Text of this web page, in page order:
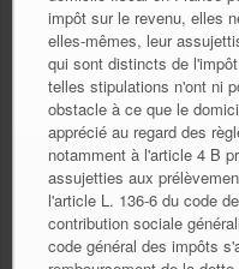
impôt sur le revenu, elles
elles-mêmes, leur
qui sont distincts de
telles stipulations n'ont ni
obstacle à ce que le
apprécié au regard des
notamment à l'article 4 B
assujetties aux
l'article L. 136-6 du code
contribution sociale
code général des impôts